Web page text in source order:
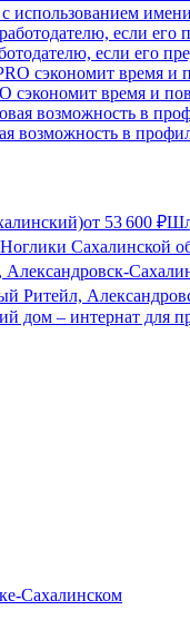
если его
сэкономит время и
возможность в
от 53 600 ₽
Сахалинской
Ритейл,
дом – интернат для
Сахалинском